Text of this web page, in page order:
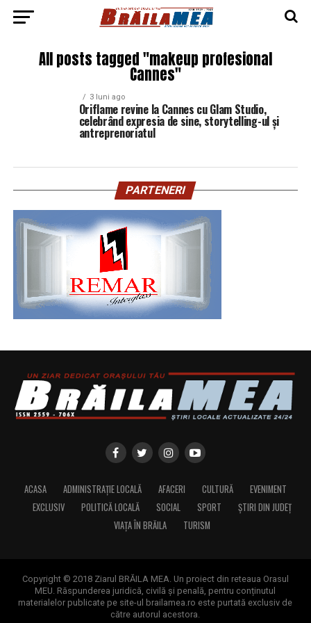
All posts tagged "makeup profesional
Cannes"
3 luni ago
Oriflame revine la Cannes cu Glam Studio,
celebrând expresia de sine, storytelling-ul și
antreprenoriatul
PARTENERI
ACASA ADMINISTRAȚIE LOCALĂ AFACERI CULTURĂ
EVENIMENT
EXCLUSIV
POLITICĂ LOCALĂ SOCIAL SPORT
ȘTIRI DIN JUDEȚ
VIAȚA ÎN BRĂILA
TURISM
Copyright © 2018 Ziarul BRĂILA MEA. Un proiect din reteaua Orasul
MEU. Răspunderea juridică, civilă și penală, pentru conținutul
materialelor publicate pe site-ul brailamea.ro este purtată exclusiv de
către autorul acestora.